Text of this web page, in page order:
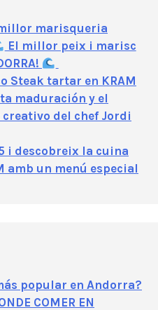
millor marisqueria
El millor peix i marisc
Steak tartar en KRAM
maduración y el
del chef Jordi
i descobreix la cuina
amb un menú especial
popular en Andorra?
COMER EN